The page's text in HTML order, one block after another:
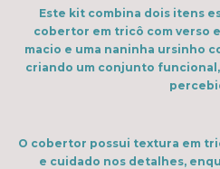
Este kit combina dois itens
cobertor em tricô com verso
macio e uma naninha ursinho
criando um conjunto
O cobertor possui textura em
e cuidado nos detalhes,